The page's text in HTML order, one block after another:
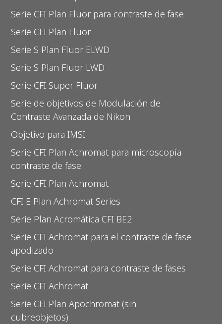
Serie CFI Plan Fluor para contraste de fase
Serie CFI Plan Fluor
Serie S Plan Fluor ELWD
Serie S Plan Fluor LWD
Serie CFI Super Fluor
Serie de objetivos de Modulación de
Contraste Avanzada de Nikon
Objetivo para IMSI
Serie CFI Plan Achromat para microscopía
contraste de fase
Serie CFI Plan Achromat
CFI E Plan Achromat Series
Serie Plan Acromática CFI BE2
Serie CFI Achromat para el contraste de fase
apodizado
Serie CFI Achromat para contraste de fases
Serie CFI Achromat
Serie CFI Plan Apochromat (sin
cubreobjetos)